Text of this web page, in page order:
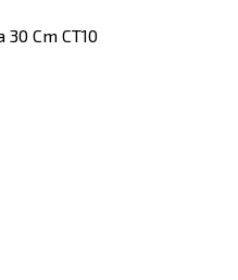
30 Cm CT10